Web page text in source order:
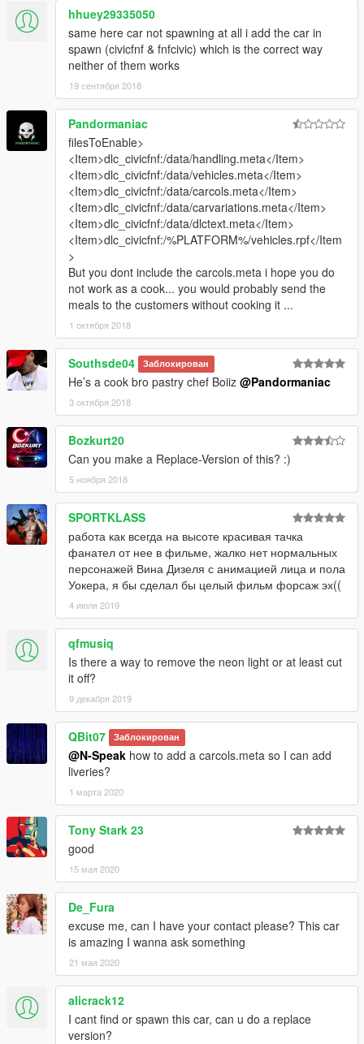
hhuey29335050
same here car not spawning at all i add the car in
spawn (civicfnf & fnfcivic) which is the correct way
neither of them works
19 сентября 2018
Pandormaniac
filesToEnable>
<Item>dlc_civicfnf:/data/handling.meta</Item>
<Item>dlc_civicfnf:/data/vehicles.meta</Item>
<Item>dlc_civicfnf:/data/carcols.meta</Item>
<Item>dlc_civicfnf:/data/carvariations.meta</Item>
<Item>dlc_civicfnf:/data/dlctext.meta</Item>
<Item>dlc_civicfnf:/%PLATFORM%/vehicles.rpf</Item
>
But you dont include the carcols.meta i hope you do
not work as a cook... you would probably send the
meals to the customers without cooking it ...
1 октября 2018
Southsde04 Заблокирован
He’s a cook bro pastry chef Boiiz @Pandormaniac
3 октября 2018
Bozkurt20
Can you make a Replace-Version of this? :)
5 ноября 2018
SPORTKLASS
работа как всегда на высоте красивая тачка
фанател от нее в фильме, жалко нет нормальных
персонажей Вина Дизеля с анимацией лица и пола
Уокера, я бы сделал бы целый фильм форсаж эх((
4 июля 2019
qfmusiq
Is there a way to remove the neon light or at least cut
it off?
9 декабря 2019
QBit07 Заблокирован
@N-Speak how to add a carcols.meta so I can add
liveries?
1 марта 2020
Tony Stark 23
good
15 мая 2020
De_Fura
excuse me, can I have your contact please? This car
is amazing I wanna ask something
21 мая 2020
alicrack12
I cant find or spawn this car, can u do a replace
version?